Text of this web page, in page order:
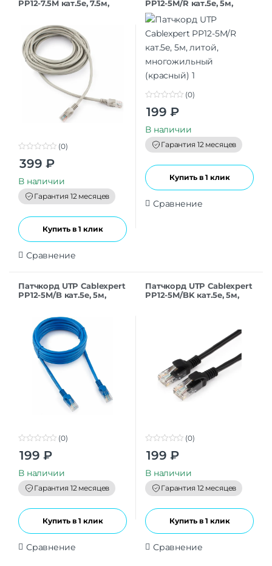
PP12-7.5M кат.5e, 7.5м,
o
t
o
f
5
(0)
399 ₽
В наличии
Гарантия 12 месяцев
Купить в 1 клик
Сравнение
PP12-5M/R кат.5e, 5м,
литой, многожильный
(красный)
t
o
f
5
(0)
199 ₽
В наличии
Гарантия 12 месяцев
Купить в 1 клик
Сравнение
Патчкорд UTP Cablexpert
PP12-5M/B кат.5e, 5м,
t
o
f
5
(0)
199 ₽
В наличии
Гарантия 12 месяцев
Купить в 1 клик
Сравнение
Патчкорд UTP Cablexpert
PP12-5M/BK кат.5e, 5м,
t
o
f
5
(0)
199 ₽
В наличии
Гарантия 12 месяцев
Купить в 1 клик
Сравнение